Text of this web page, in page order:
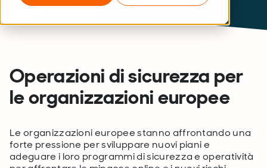
Operazioni di sicurezza per
le organizzazioni europee
Le organizzazioni europee stanno affrontando una
forte pressione per sviluppare nuovi piani e
adeguare i loro programmi di sicurezza e operatività